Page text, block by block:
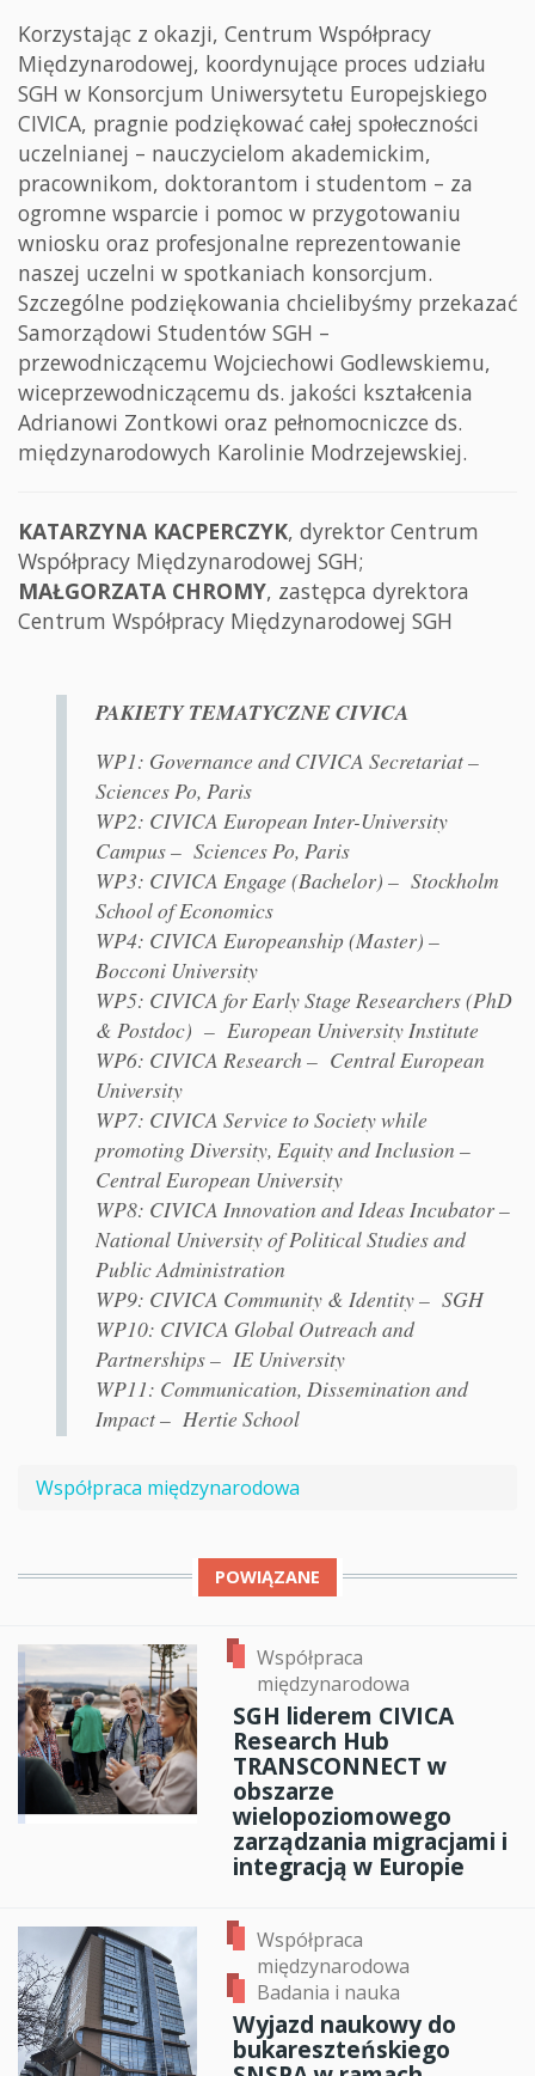
Korzystając z okazji, Centrum Współpracy
Międzynarodowej, koordynujące proces udziału
SGH w Konsorcjum Uniwersytetu Europejskiego
CIVICA, pragnie podziękować całej społeczności
uczelnianej – nauczycielom akademickim,
pracownikom, doktorantom i studentom – za
ogromne wsparcie i pomoc w przygotowaniu
wniosku oraz profesjonalne reprezentowanie
naszej uczelni w spotkaniach konsorcjum.
Szczególne podziękowania chcielibyśmy przekazać
Samorządowi Studentów SGH –
przewodniczącemu Wojciechowi Godlewskiemu,
wiceprzewodniczącemu ds. jakości kształcenia
Adrianowi Zontkowi oraz pełnomocniczce ds.
międzynarodowych Karolinie Modrzejewskiej.
KATARZYNA KACPERCZYK, dyrektor Centrum
Współpracy Międzynarodowej SGH;
MAŁGORZATA CHROMY, zastępca dyrektora
Centrum Współpracy Międzynarodowej SGH
PAKIETY TEMATYCZNE CIVICA
WP1: Governance and CIVICA Secretariat –
Sciences Po, Paris
WP2: CIVICA European Inter-University
Campus – Sciences Po, Paris
WP3: CIVICA Engage (Bachelor) – Stockholm
School of Economics
WP4: CIVICA Europeanship (Master) –
Bocconi University
WP5: CIVICA for Early Stage Researchers (PhD
& Postdoc) – European University Institute
WP6: CIVICA Research – Central European
University
WP7: CIVICA Service to Society while
promoting Diversity, Equity and Inclusion –
Central European University
WP8: CIVICA Innovation and Ideas Incubator –
National University of Political Studies and
Public Administration
WP9: CIVICA Community & Identity – SGH
WP10: CIVICA Global Outreach and
Partnerships – IE University
WP11: Communication, Dissemination and
Impact – Hertie School
Współpraca międzynarodowa
POWIĄZANE
Współpraca
międzynarodowa
SGH liderem CIVICA
Research Hub
TRANSCONNECT w
obszarze
wielopoziomowego
zarządzania migracjami i
integracją w Europie
Współpraca
międzynarodowa
Badania i nauka
Wyjazd naukowy do
bukareszteńskiego